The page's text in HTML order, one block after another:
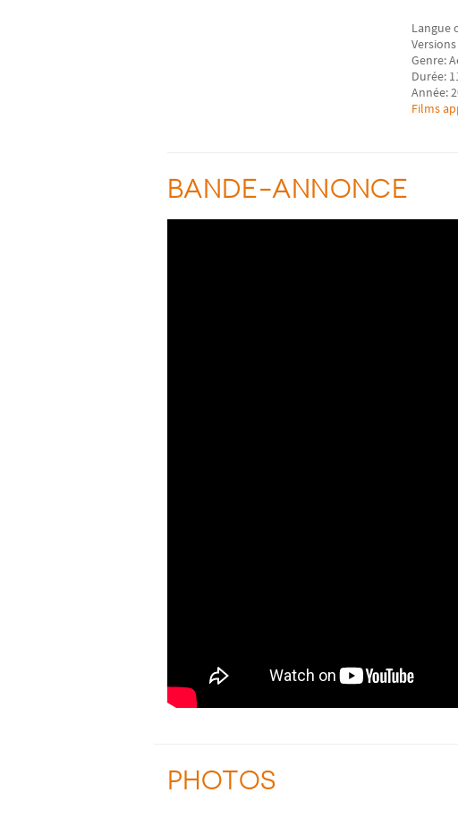
Langue
Genre:
Durée:
Année:
Films
BANDE-ANNONCE
PHOTOS